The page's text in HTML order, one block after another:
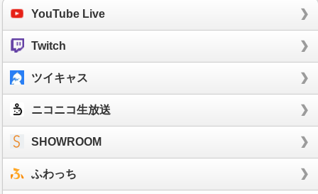
YouTube Live
Twitch
ツイキャス
ニコニコ生放送
SHOWROOM
ふわっち